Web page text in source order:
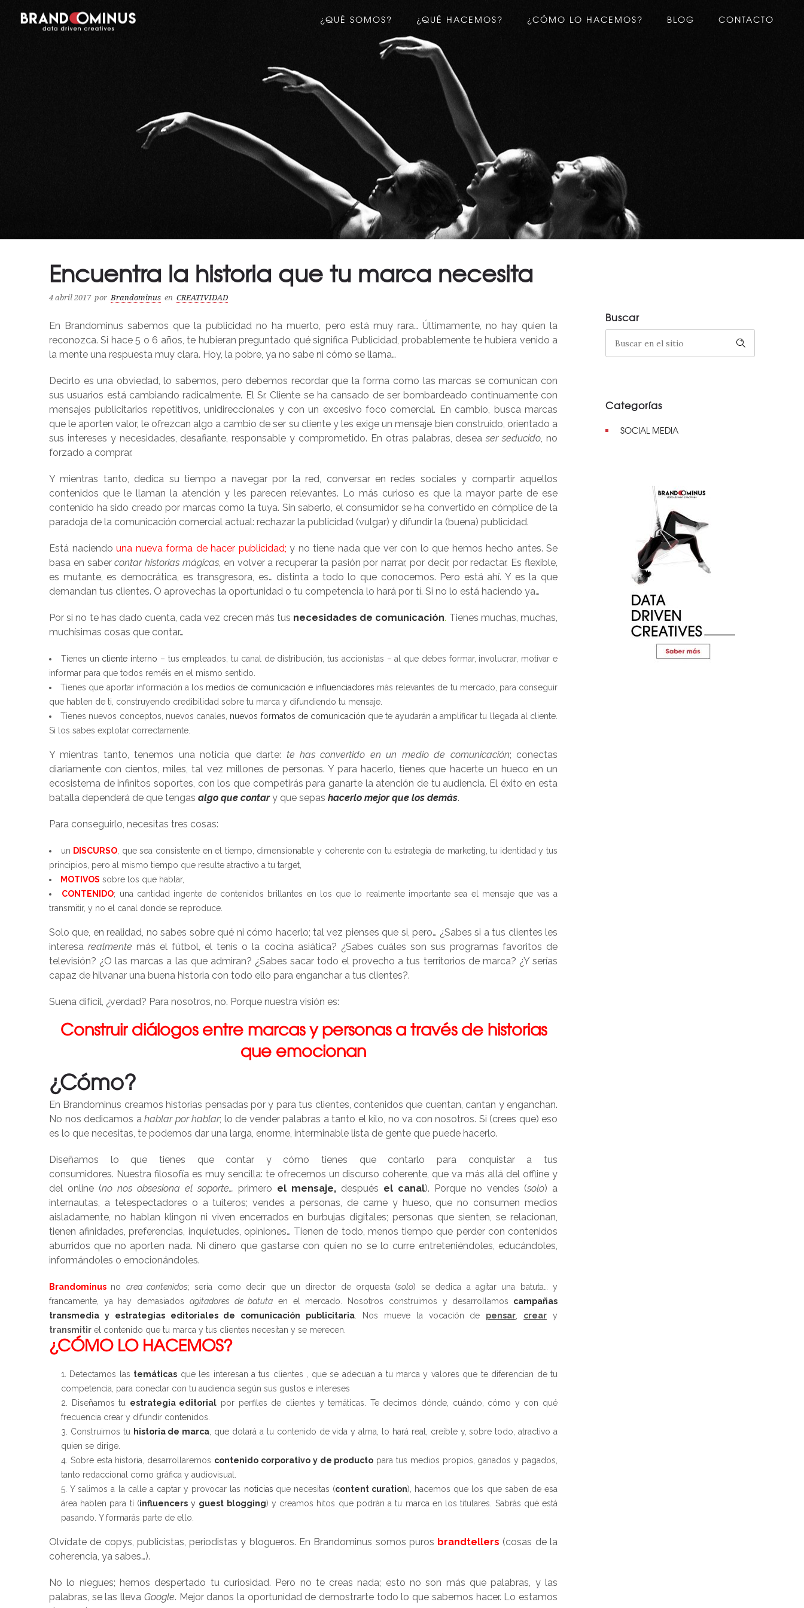
¿QUÉ SOMOS? ¿QUÉ HACEMOS? ¿CÓMO LO HACEMOS? BLOG CONTACTO
Encuentra la historia que tu marca necesita
4 abril 2017 por Brandominus en CREATIVIDAD
En Brandominus sabemos que la publicidad no ha muerto, pero está muy rara… Últimamente, no hay quien la
reconozca. Si hace 5 o 6 años, te hubieran preguntado qué significa Publicidad, probablemente te hubiera venido a
la mente una respuesta muy clara. Hoy, la pobre, ya no sabe ni cómo se llama…
Decirlo es una obviedad, lo sabemos, pero debemos recordar que la forma como las marcas se comunican con
sus usuarios está cambiando radicalmente. El Sr. Cliente se ha cansado de ser bombardeado continuamente con
mensajes publicitarios repetitivos, unidireccionales y con un excesivo foco comercial. En cambio, busca marcas
que le aporten valor, le ofrezcan algo a cambio de ser su cliente y les exige un mensaje bien construido, orientado a
sus intereses y necesidades, desafiante, responsable y comprometido. En otras palabras, deseaser seducido, no
forzado a comprar.
Y mientras tanto, dedica su tiempo a navegar por la red, conversar en redes sociales y compartir aquellos
contenidos que le llaman la atención y les parecen relevantes. Lo más curioso es que la mayor parte de ese
contenido ha sido creado por marcas como la tuya. Sin saberlo, el consumidor se ha convertido en cómplice de la
paradoja de la comunicación comercial actual: rechazar la publicidad (vulgar) y difundir la (buena) publicidad.
Está naciendo una nueva forma de hacer publicidad; y no tiene nada que ver con lo que hemos hecho antes. Se
basa en sabercontar historias mágicas, en volver a recuperar la pasión por narrar, por decir, por redactar. Es flexible,
es mutante, es democrática, es transgresora, es… distinta a todo lo que conocemos. Pero está ahí. Y es la que
demandan tus clientes. O aprovechas la oportunidad o tu competencia lo hará por tí. Si no lo está haciendo ya…
Por si no te has dado cuenta, cada vez crecen más tus necesidades de comunicación. Tienes muchas, muchas,
muchísimas cosas que contar…
Tienes un cliente interno – tus empleados, tu canal de distribución, tus accionistas – al que debes formar, involucrar, motivar e
informar para que todos reméis en el mismo sentido.
Tienes que aportar información a los medios de comunicación e influenciadores más relevantes de tu mercado, para conseguir
que hablen de ti, construyendo credibilidad sobre tu marca y difundiendo tu mensaje.
Tienes nuevos conceptos, nuevos canales, nuevos formatos de comunicación que te ayudarán a amplificar tu llegada al cliente.
Si los sabes explotar correctamente.
Y mientras tanto, tenemos una noticia que darte: te has convertido en un medio de comunicación; conectas
diariamente con cientos, miles, tal vez millones de personas. Y para hacerlo, tienes que hacerte un hueco en un
ecosistema de infinitos soportes, con los que competirás para ganarte la atención de tu audiencia. El éxito en esta
batalla dependerá de que tengas algo que contary que sepas hacerlo mejor que los demás.
Para conseguirlo, necesitas tres cosas:
un DISCURSO , que sea consistente en el tiempo, dimensionable y coherente con tu estrategia de marketing, tu identidad y tus
principios, pero al mismo tiempo que resulte atractivo a tu target,
MOTIVOS sobre los que hablar,
CONTENIDO; una cantidad ingente de contenidos brillantes en los que lo realmente importante sea el mensaje que vas a
transmitir, y no el canal donde se reproduce.
Solo que, en realidad, no sabes sobre qué ni cómo hacerlo; tal vez pienses que si, pero… ¿Sabes si a tus clientes les
interesarealmente más el fútbol, el tenis o la cocina asiática? ¿Sabes cuáles son sus programas favoritos de
televisión? ¿O las marcas a las que admiran? ¿Sabes sacar todo el provecho a tus territorios de marca? ¿Y serías
capaz de hilvanar una buena historia con todo ello para enganchar a tus clientes?.
Suena difícil, ¿verdad? Para nosotros, no. Porque nuestra visión es:
Construir diálogos entre marcas y personas a través de historias
que emocionan
¿Cómo?
En Brandominus creamos historias pensadas por y para tus clientes, contenidos que cuentan, cantan y enganchan.
No nos dedicamos a hablar por hablar; lo de vender palabras a tanto el kilo, no va con nosotros. Si (crees que) eso
es lo que necesitas, te podemos dar una larga, enorme, interminable lista de gente que puede hacerlo.
Diseñamos lo que tienes que contar y cómo tienes que contarlo para conquistar a tus
consumidores. Nuestra filosofía es muy sencilla: te ofrecemos un discurso coherente, que va más allá del offline y
del online (no nos obsesiona el soporte… primero el mensaje, después el canal). Porque no vendes (solo) a
internautas, a telespectadores o a tuiteros; vendes a personas, de carne y hueso, que no consumen medios
aisladamente, no hablan klingon ni viven encerrados en burbujas digitales; personas que sienten, se relacionan,
tienen afinidades, preferencias, inquietudes, opiniones… Tienen de todo, menos tiempo que perder con contenidos
aburridos que no aporten nada. Ni dinero que gastarse con quien no se lo curre entreteniéndoles, educándoles,
informándoles o emocionándoles.
Brandominus no crea contenidos; sería como decir que un director de orquesta (solo) se dedica a agitar una batuta… y
francamente, ya hay demasiados agitadores de batuta en el mercado. Nosotros construimos y desarrollamos
campañas
transmedia y estrategias editoriales de comunicación publicitaria
Nos mueve la vocación de pensar crear y
transmitir el contenido que tu marca y tus clientes necesitan y se merecen.
¿CÓMO LO HACEMOS?
Detectamos las temáticas que les interesan a tus clientes , que se adecuan a tu marca y valores que te diferencian de tu
competencia, para conectar con tu audiencia según sus gustos e intereses
Diseñamos tu estrategia editorial por perfiles de clientes y temáticas. Te decimos dónde, cuándo, cómo y con qué
frecuencia crear y difundir contenidos.
Construimos tu historia de marca , que dotará a tu contenido de vida y alma, lo hará real, creíble y, sobre todo, atractivo a
quien se dirige.
Sobre esta historia, desarrollaremos contenido corporativo y de producto para tus medios propios, ganados y pagados,
tanto redaccional como gráfica y audiovisual.
Y salimos a la calle a captar y provocar las noticias que necesitas (content curation), hacemos que los que saben de esa
área hablen para tí (influencersy guest blogging) y creamos hitos que podrán a tu marca en los titulares. Sabrás qué está
pasando. Y formarás parte de ello.
Olvídate de copys, publicistas, periodistas y blogueros. En Brandominus somos puros brandtellers (cosas de la
coherencia, ya sabes…).
No lo niegues; hemos despertado tu curiosidad. Pero no te creas nada; esto no son más que palabras, y las
palabras, se las lleva Google. Mejor danos la oportunidad de demostrarte todo lo que sabemos hacer. Lo estamos
Buscar
Categorías
SOCIAL MEDIA